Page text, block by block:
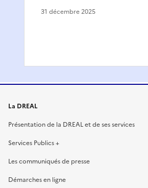
31 décembre 2025
La DREAL
Présentation de la DREAL et de ses services
Services Publics +
Les communiqués de presse
Démarches en ligne